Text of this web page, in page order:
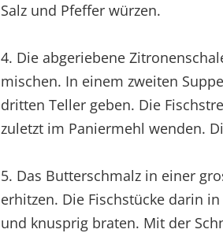
Salz und Pfeffer würzen.
4. Die abgeriebene
mischen. In einem zweiten
dritten Teller geben. Die
zuletzt im Paniermehl wenden.
5. Das Butterschmalz in einer
erhitzen. Die Fischstücke darin
und knusprig braten. Mit der